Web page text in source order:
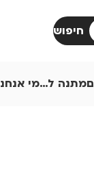
חיפוש
מתנה ל…מי